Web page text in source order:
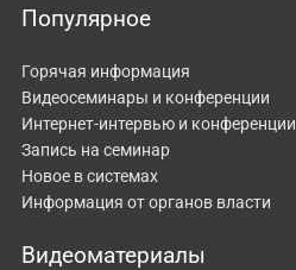
Популярное
Горячая информация
Видеосеминары и конференции
Интернет-интервью и конференции
Запись на семинар
Новое в системах
Информация от органов власти
Видеоматериалы